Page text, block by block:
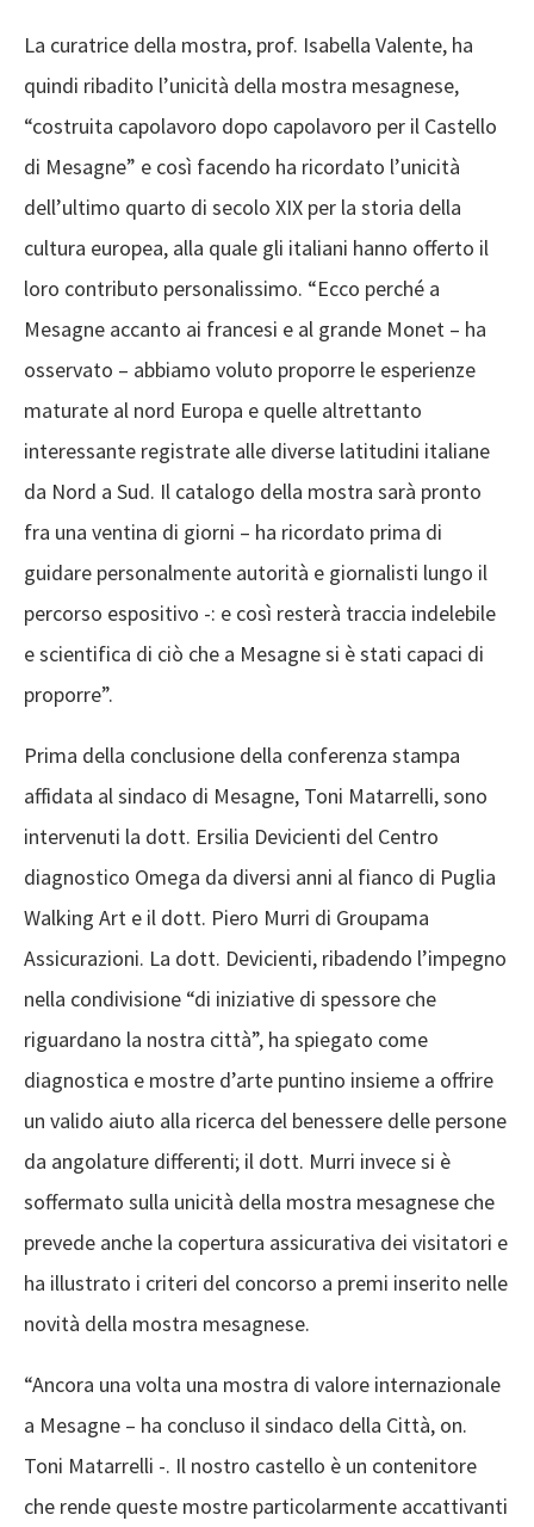
La curatrice della mostra, prof. Isabella Valente, ha
quindi ribadito l’unicità della mostra mesagnese,
“costruita capolavoro dopo capolavoro per il Castello
di Mesagne” e così facendo ha ricordato l’unicità
dell’ultimo quarto di secolo XIX per la storia della
cultura europea, alla quale gli italiani hanno offerto il
loro contributo personalissimo. “Ecco perché a
Mesagne accanto ai francesi e al grande Monet – ha
osservato – abbiamo voluto proporre le esperienze
maturate al nord Europa e quelle altrettanto
interessante registrate alle diverse latitudini italiane
da Nord a Sud. Il catalogo della mostra sarà pronto
fra una ventina di giorni – ha ricordato prima di
guidare personalmente autorità e giornalisti lungo il
percorso espositivo -: e così resterà traccia indelebile
e scientifica di ciò che a Mesagne si è stati capaci di
proporre”.
Prima della conclusione della conferenza stampa
affidata al sindaco di Mesagne, Toni Matarrelli, sono
intervenuti la dott. Ersilia Devicienti del Centro
diagnostico Omega da diversi anni al fianco di Puglia
Walking Art e il dott. Piero Murri di Groupama
Assicurazioni. La dott. Devicienti, ribadendo l’impegno
nella condivisione “di iniziative di spessore che
riguardano la nostra città”, ha spiegato come
diagnostica e mostre d’arte puntino insieme a offrire
un valido aiuto alla ricerca del benessere delle persone
da angolature differenti; il dott. Murri invece si è
soffermato sulla unicità della mostra mesagnese che
prevede anche la copertura assicurativa dei visitatori e
ha illustrato i criteri del concorso a premi inserito nelle
novità della mostra mesagnese.
“Ancora una volta una mostra di valore internazionale
a Mesagne – ha concluso il sindaco della Città, on.
Toni Matarrelli -. Il nostro castello è un contenitore
che rende queste mostre particolarmente accattivanti